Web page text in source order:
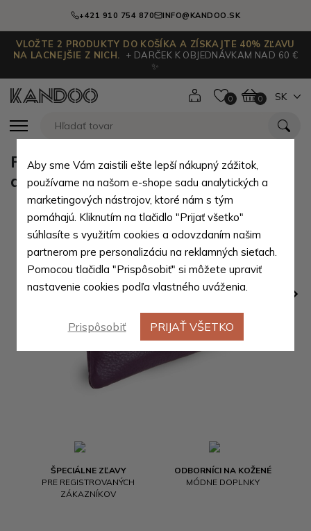
+421 910 754 870 INFO@KANDOO.SK
VLOŽTE 2 PRODUKTY DO KOŠÍKA A ZÍSKAJTE 40% ZĽAVU
NA LACNEJŠIE Z NICH.
+ DARČEK K OBJEDNÁVKAM NAD 60 €
✨
0 0 SK
ŠPECIÁLNE ZĽAVY
PRE REGISTROVANÝCH
ZÁKAZNÍKOV
ODBORNÍCI NA KOŽENÉ
MÓDNE DOPLNKY
Fialová kožená kľúčenka so zipsom
a klapkou Vanesa
Aby sme Vám zaistili ešte lepší nákupný zážitok,
používame na našom e-shope sadu analytických a
marketingových nástrojov, ktoré nám s tým
pomáhajú. Kliknutím na tlačidlo "Prijať všetko"
súhlasíte s využitím cookies a odovzdaním našim
partnerom pre personalizáciu na reklamných sieťach.
Pomocou tlačidla "Prispôsobiť" si môžete upraviť
nastavenie cookies podľa vlastného uváženia.
Prispôsobiť PRIJAŤ VŠETKO